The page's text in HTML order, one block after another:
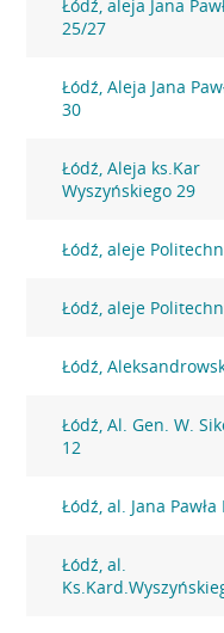
Łódź, aleja Jana
25/27
Łódź, Aleja Jana
30
Łódź, Aleja ks.Kar
Wyszyńskiego 29
Łódź, aleje
Łódź, aleje
Łódź,
Łódź, Al. Gen. W.
12
Łódź, al. Jana Pawła
Łódź, al.